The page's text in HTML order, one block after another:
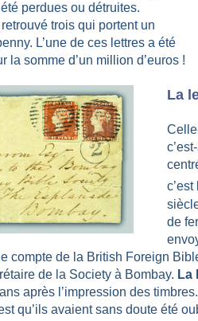
perdues ou détruites.
trois qui portent un
L’une de ces lettres a été
la somme d’un million d’euros !
La
de
compte de la British Foreign
de la Society à Bombay. La
après l’impression des
qu’ils avaient sans doute été